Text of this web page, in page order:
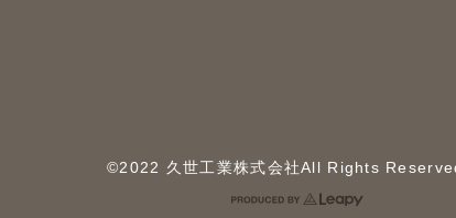
©2022 久世工業株式会社All Rights